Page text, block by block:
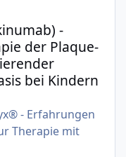
-
der Plaque-
bei Kindern
- Erfahrungen
Therapie mit